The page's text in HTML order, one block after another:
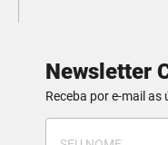
Newsletter
Receba por e-mail